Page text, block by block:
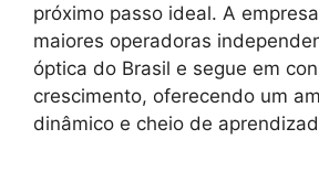
próximo passo ideal. A
maiores operadoras
óptica do Brasil e segue em
crescimento, oferecendo um
dinâmico e cheio de